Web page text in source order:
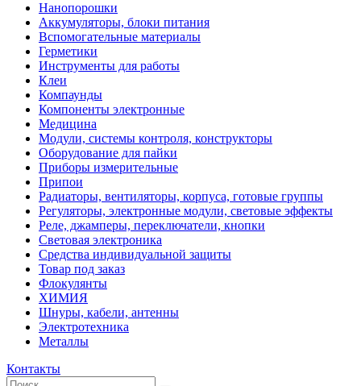
Нанопорошки
Аккумуляторы, блоки питания
Вспомогательные материалы
Герметики
Инструменты для работы
Клеи
Компаунды
Компоненты электронные
Медицина
Модули, системы контроля, конструкторы
Оборудование для пайки
Приборы измерительные
Припои
Радиаторы, вентиляторы, корпуса, готовые группы
Регуляторы, электронные модули, световые эффекты
Реле, джамперы, переключатели, кнопки
Световая электроника
Средства индивидуальной защиты
Товар под заказ
Флокулянты
ХИМИЯ
Шнуры, кабели, антенны
Электротехника
Металлы
Контакты